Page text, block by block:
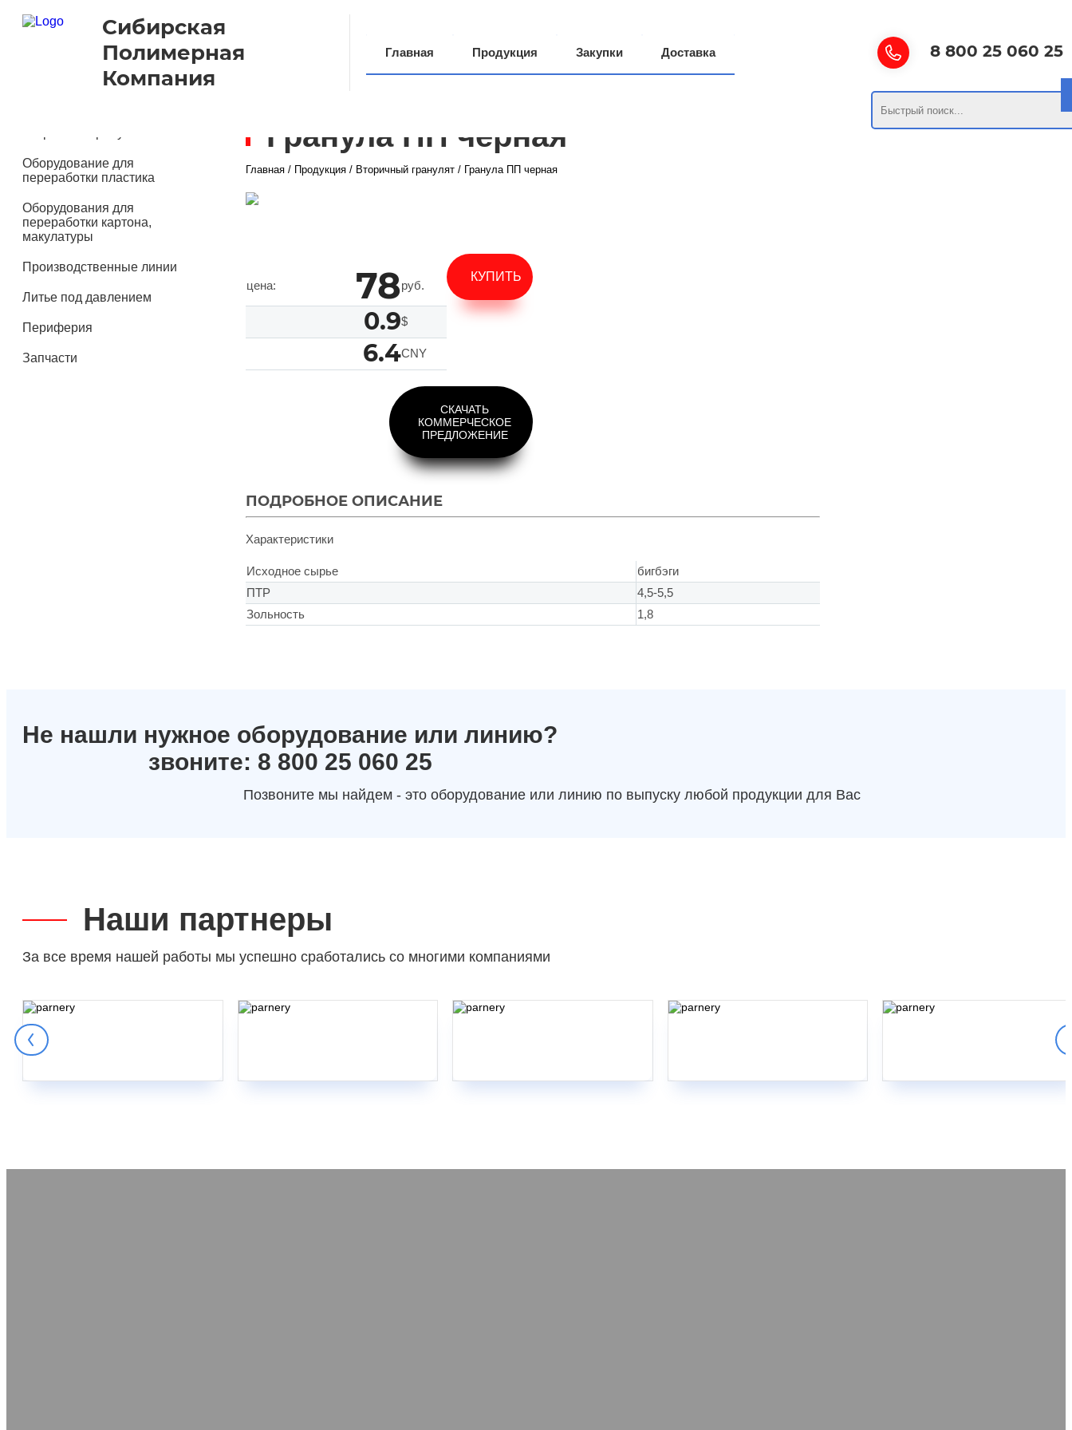
Сибирская
Полимерная
Компания
Главная Продукция Закупки Доставка 8 800 25 060 25
Оборудование для
переработки пластика
Оборудования для
переработки картона,
макулатуры
Производственные линии
Литье под давлением
Периферия
Запчасти
Гранула ПП черная
Главная / Продукция / Вторичный гранулят / Гранула ПП черная
цена: 78руб.
0.9$
6.4CNY
КУПИТЬ
СКАЧАТЬ
КОММЕРЧЕСКОЕ
ПРЕДЛОЖЕНИЕ
ПОДРОБНОЕ ОПИСАНИЕ
Характеристики
Исходное сырье
бигбэги
ПТР
4,5-5,5
Зольность
1,8
Не нашли нужное оборудование или линию?
звоните: 8 800 25 060 25
Позвоните мы найдем - это оборудование или линию по выпуску любой продукции для Вас
Наши партнеры
За все время нашей работы мы успешно сработались со многими компаниями